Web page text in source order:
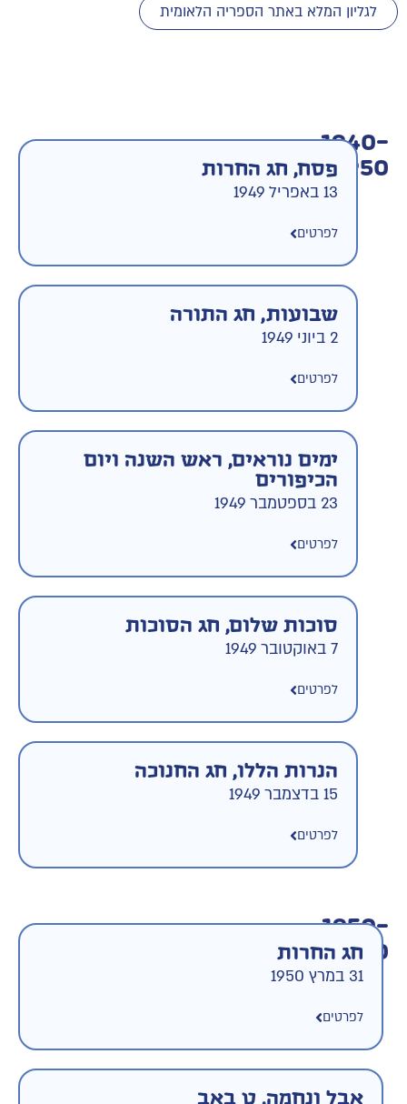
לגליון המלא באתר הספריה הלאומית
1940-
1950פסח, חג החרות
13 באפריל 1949
לפרטים
שבועות, חג התורה
2 ביוני 1949
לפרטים
ימים נוראים, ראש השנה ויום
הכיפורים
23 בספטמבר 1949
לפרטים
סוכות שלום, חג הסוכות
7 באוקטובר 1949
לפרטים
הנרות הללו, חג החנוכה
15 בדצמבר 1949
לפרטים
1950-
1960חג החרות
31 במרץ 1950
לפרטים
אבל ונחמה, ט באב